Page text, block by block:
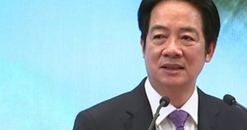
羅婚禮 竟是超大烏龍 20:01
上直播